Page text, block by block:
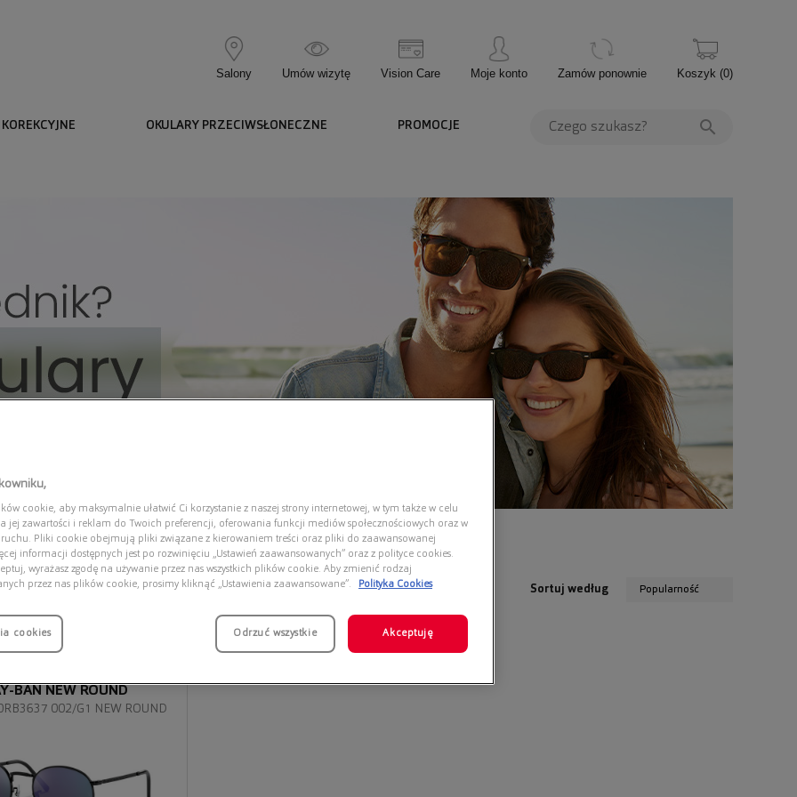
Salony Umów wizytę Vision Care Moje konto Zamów ponownie Koszyk (0)
OKULARY PRZECIWSŁONECZNE PROMOCJE
Sortuj według Popularność
002/G1 NEW ROUND
BAN NEW ROUND
cookie, aby maksymalnie ułatwić Ci korzystanie z naszej strony internetowej, w tym także w celu
jej zawartości i reklam do Twoich preferencji, oferowania funkcji mediów społecznościowych oraz w
Pliki cookie obejmują pliki związane z kierowaniem treści oraz pliki do zaawansowanej
informacji dostępnych jest po rozwinięciu „Ustawień zaawansowanych” oraz z polityce cookies.
wyrażasz zgodę na używanie przez nas wszystkich plików cookie. Aby zmienić rodzaj
przez nas plików cookie, prosimy kliknąć „Ustawienia zaawansowane”.
Polityka Cookies
cookies Odrzuć wszystkie Akceptuję